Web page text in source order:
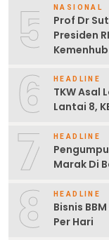
5 NASIONAL
Prof Dr
Presiden
6 HEADLINE
TKW Asal
Lantai 8,
7 HEADLINE
Marak Di
8 HEADLINE
Bisnis
Per Hari